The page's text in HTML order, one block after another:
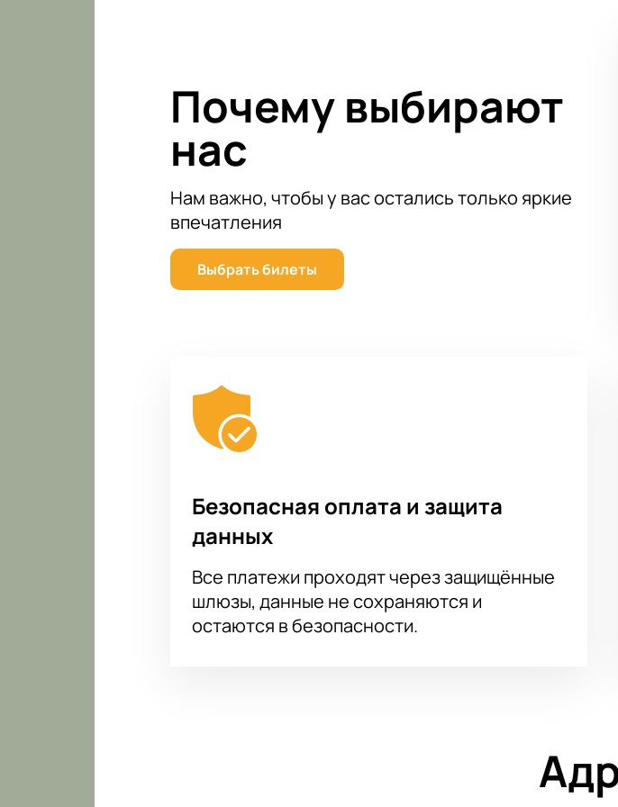
Почему выбирают
нас
Нам важно, чтобы у вас остались только яркие
впечатления
Выбрать билеты
Безопасная оплата и защита
данных
Все платежи проходят через защищённые
шлюзы, данные не сохраняются и
остаются в безопасности.